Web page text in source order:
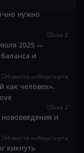
нужно
Dota 2
2025 —
и
Новости киберспорта
как человек».
Dota 2
и
Новости киберспорта
кикнуть